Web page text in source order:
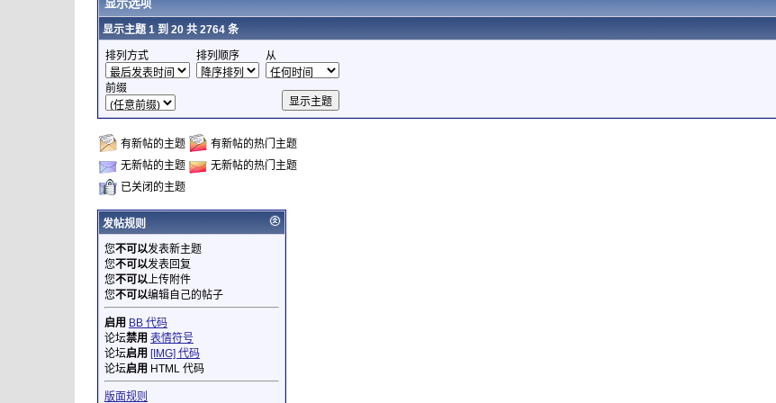
显示选项
显示主题 1 到 20 共 2764 条
排列方式 排列顺序 从
前缀
有新帖的主题
有新帖的热门主题
无新帖的主题
无新帖的热门主题
已关闭的主题
发帖规则
您不可以发表新主题
您不可以发表回复
您不可以上传附件
您不可以编辑自己的帖子
启用 BB 代码
论坛禁用 表情符号
论坛启用 [IMG] 代码
论坛启用 HTML 代码
版面规则